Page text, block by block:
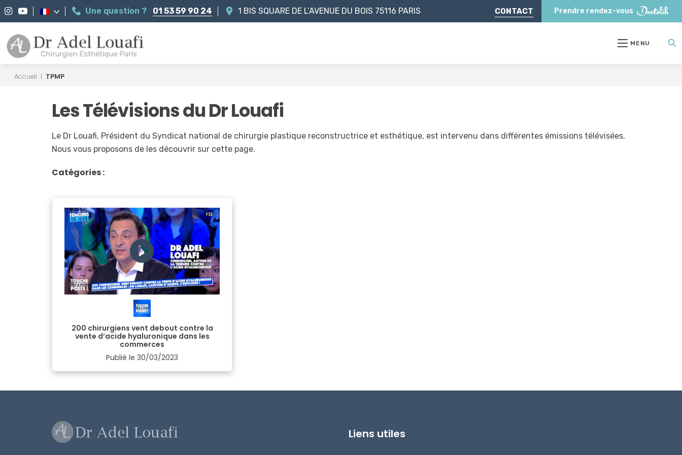
Une question ? 01 53 59 90 24 1 BIS SQUARE DE L’AVENUE DU BOIS 75116 PARIS CONTACT Prendre rendez-vous
MENU
Accueil | TPMP
Les Télévisions du Dr Louafi
Le Dr Louafi, Président du Syndicat national de chirurgie plastique reconstructrice et esthétique, est intervenu dans différentes émissions télévisées.
Nous vous proposons de les découvrir sur cette page.
Catégories :
200 chirurgiens vent debout contre la
vente d’acide hyaluronique dans les
commerces
Publié le 30/03/2023
Liens utiles